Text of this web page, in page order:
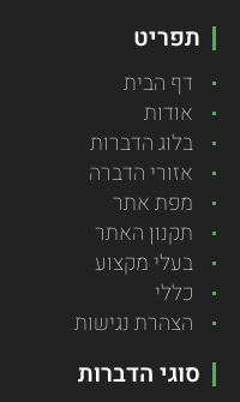
תפריט
דף הבית
אודות
בלוג הדברות
אזורי הדברה
מפת אתר
תקנון האתר
בעלי מקצוע
כללי
הצהרת נגישות
סוגי הדברות